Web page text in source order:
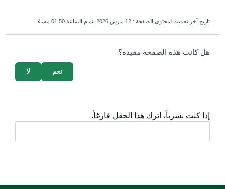
تاريخ آخر تحديث لمحتوى الصفحة : 12 مارس 2026 بتمام الساعة 01:50 مساءً
survey_v2
هل كانت هذه الصفحة مفيدة؟
لا نعم
إذا كنت بشرياً، اترك هذا الحقل فارغاً.